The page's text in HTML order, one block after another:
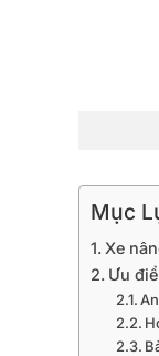
Mục
Xe
Ưu